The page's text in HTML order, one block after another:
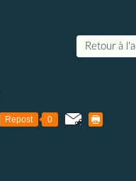
Retour à
Repost 0